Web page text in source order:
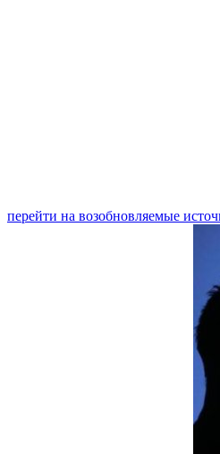
перейти на возобновляемые